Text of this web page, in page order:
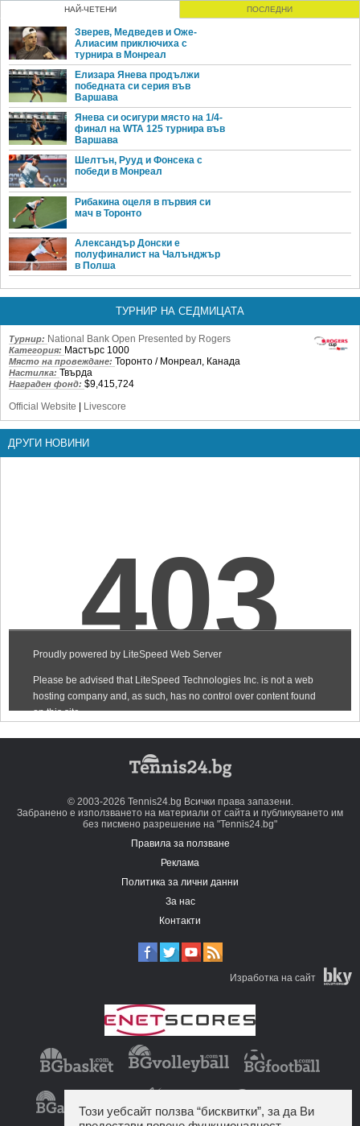
НАЙ-ЧЕТЕНИ ПОСЛЕДНИ
Зверев, Медведев и Оже-
Алиасим приключиха с
турнира в Монреал
Елизара Янева продължи
победната си серия във
Варшава
Янева си осигури място на 1/4-
финал на WTA 125 турнира във
Варшава
Шелтън, Рууд и Фонсека с
победи в Монреал
Рибакина оцеля в първия си
мач в Торонто
Александър Донски е
полуфиналист на Чалънджър
в Полша
ТУРНИР НА СЕДМИЦАТА
Турнир: National Bank Open Presented by Rogers
Категория: Мастърс 1000
Място на провеждане: Торонто / Монреал, Канада
Настилка: Твърда
Награден фонд: $9,415,724
Official Website
Livescore
ДРУГИ НОВИНИ
© 2003-2026 Tennis24.bg Всички права запазени.
Забранено е използването на материали от сайта и публикуването им
без писмено разрешение на "Tennis24.bg"
Правила за ползване
Реклама
Политика за лични данни
За нас
Контакти
Изработка на сайт
Този уебсайт ползва “бисквитки”, за да Ви